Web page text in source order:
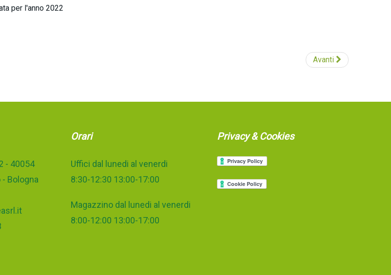
per l'anno 2022
Avanti
- 40054
Bologna
Orari
Uffici dal lunedi al venerdi
8:30-12:30 13:00-17:00
Magazzino dal lunedi al venerdi
8:00-12:00 13:00-17:00
Privacy & Cookies